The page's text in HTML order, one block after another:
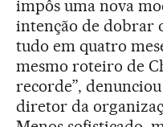
impôs uma nova
intenção de dobrar
tudo em quatro
mesmo roteiro de
recorde”,
diretor da